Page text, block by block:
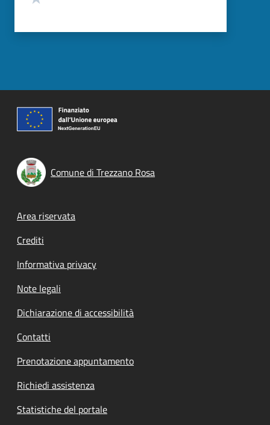
Comune di Trezzano Rosa
Footer menu
Area riservata
Crediti
Informativa privacy
Note legali
Dichiarazione di accessibilità
Contatti
Prenotazione appuntamento
Richiedi assistenza
Statistiche del portale